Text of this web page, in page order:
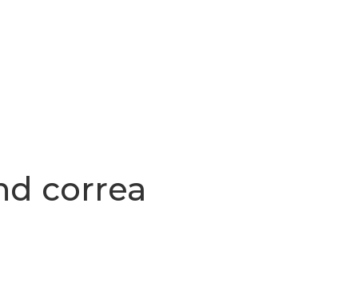
correa